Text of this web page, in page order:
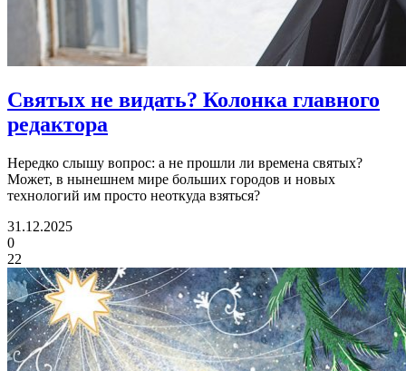
Святых не видать? Колонка главного
редактора
Нередко слышу вопрос: а не прошли ли времена святых?
Может, в нынешнем мире больших городов и новых
технологий им просто неоткуда взяться?
31.12.2025
0
22